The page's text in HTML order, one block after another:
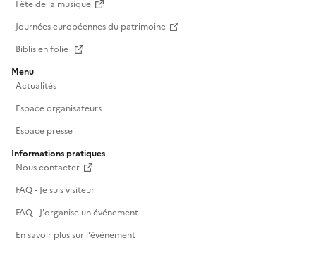
Fête de la musique
Journées européennes du patrimoine
Biblis en folie
Menu
Actualités
Espace organisateurs
Espace presse
Informations pratiques
Nous contacter
FAQ - Je suis visiteur
FAQ - J'organise un événement
En savoir plus sur l'événement